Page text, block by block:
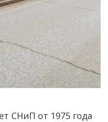
СНиП от 1975 года